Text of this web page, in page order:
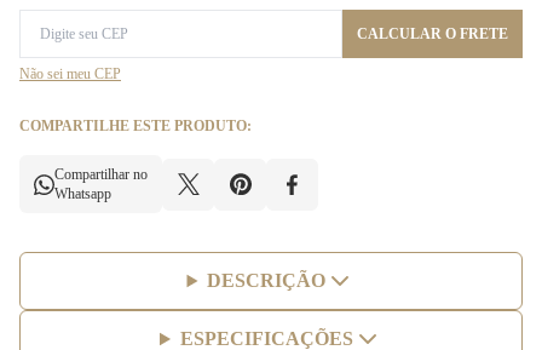
CALCULAR O FRETE
Não sei meu CEP
COMPARTILHE ESTE PRODUTO:
Compartilhar no
Whatsapp
DESCRIÇÃO
ESPECIFICAÇÕES